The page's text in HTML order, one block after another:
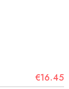
€16.45